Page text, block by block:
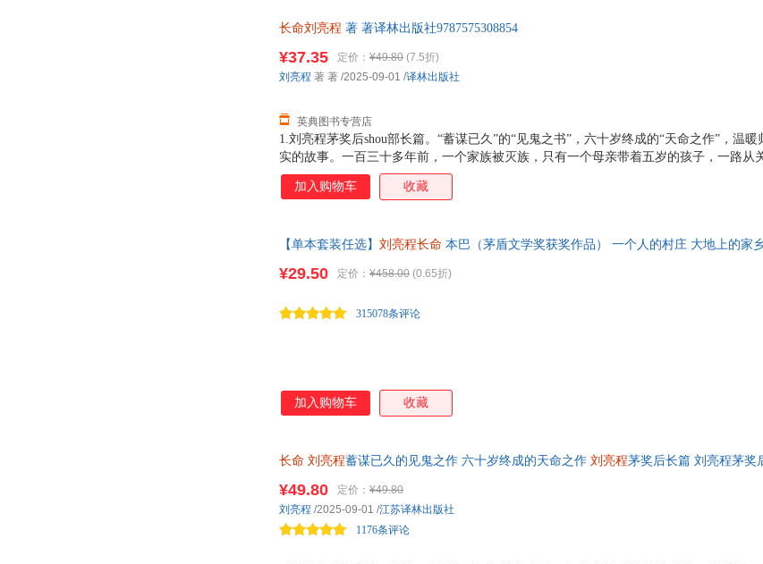
长命刘亮程 著 著译林出版社9787575308854
1.刘亮程茅奖后shou部长篇。“蓄谋已久”的“见鬼之书”，六十岁终成的“天命之作”，温
实的故事。一百三十多年前，一个家族被灭族，只有一个母亲带着五岁的孩子，一路从
后，又繁衍成一个大家族。我们家也有一段兴衰史，我也有黑夜'见鬼'的恐惧童年，也回
失的父亲。这个关于恐惧、死与生的悠长故事，在我心里躺了十年，它在等我长老， 长
《长命》写了许多鬼，可没有鬼的现实，是不完整的现实，所以说，这是
¥37.35 定价： ¥49.80 (7.5折)
英典图书专营店
刘亮程 著 著 /2025-09-01 /译林出版社
加入购物车 收藏
【单本套装任选】 刘亮程长命 本巴（茅盾文学奖获奖作品） 一个人的村庄 大地上的家
¥29.50 定价： ¥458.00 (0.65折)
315078条评论
加入购物车 收藏
长命 刘亮程蓄谋已久的见鬼之作 六十岁终成的天命之作 刘亮程茅奖后长篇 刘亮程茅奖
¥49.80 定价： ¥49.80
1176条评论
刘亮程 /2025-09-01 /江苏译林出版社